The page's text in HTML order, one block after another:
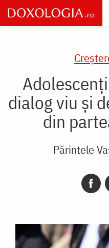
Skip
to
main
dialog viu și
din
Părintele